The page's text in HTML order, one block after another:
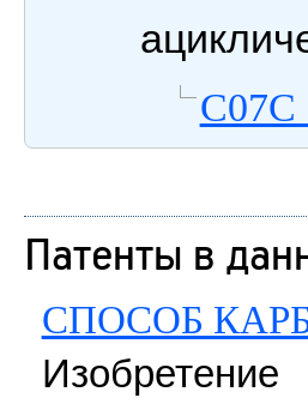
C07C
Патенты в
СПОСОБ